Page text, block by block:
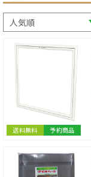
送料無料 予約商品